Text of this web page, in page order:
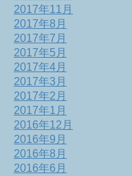
2017年11月
2017年8月
2017年7月
2017年5月
2017年4月
2017年3月
2017年2月
2017年1月
2016年12月
2016年9月
2016年8月
2016年6月